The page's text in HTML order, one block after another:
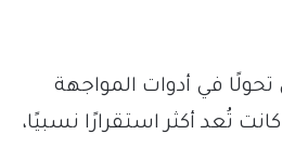
في أدوات المواجهة
تُعد أكثر استقرارًا نسبيًا،